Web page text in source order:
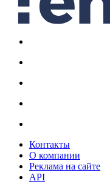
Контакты
О компании
Реклама на сайте
API